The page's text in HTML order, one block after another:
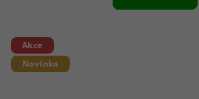
Akce
Novinka